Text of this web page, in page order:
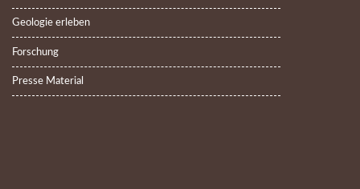
Geologie erleben
Forschung
Presse Material